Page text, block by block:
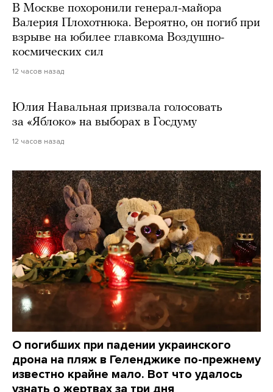
В Москве похоронили генерал-майора
Валерия Плохотнюка. Вероятно, он погиб при
взрыве на юбилее главкома Воздушно-
космических сил
12 часов назад
Юлия Навальная призвала голосовать
за «Яблоко» на выборах в Госдуму
12 часов назад
О погибших при падении украинского
дрона на пляж в Геленджике по-прежнему
известно крайне мало. Вот что удалось
узнать о жертвах за три дня